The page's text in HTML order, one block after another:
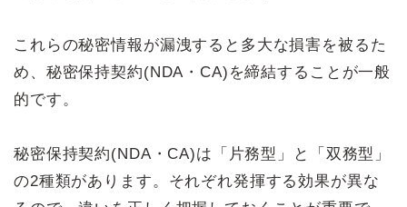
これらの秘密情報が漏洩すると多大な損害を被るた
め、秘密保持契約(NDA・CA)を締結することが一般
的です。
秘密保持契約(NDA・CA)は「片務型」と「双務型」
の2種類があります。それぞれ発揮する効果が異な